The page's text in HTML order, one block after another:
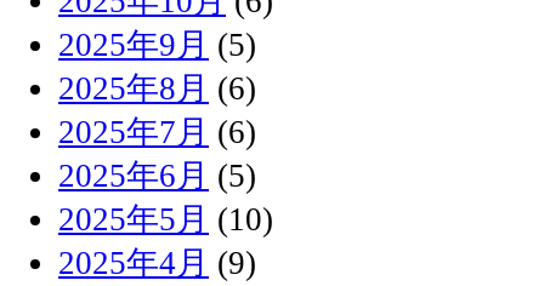
2025年9月 (5)
2025年8月 (6)
2025年7月 (6)
2025年6月 (5)
2025年5月 (10)
2025年4月 (9)